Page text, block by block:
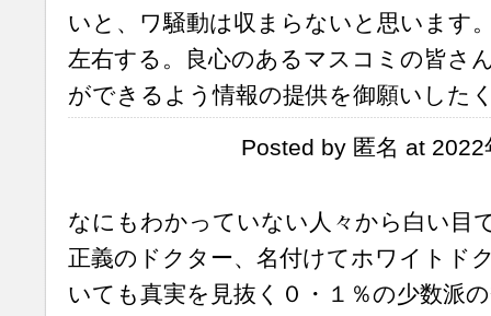
いと、ワ騒動は収まらないと思います
左右する。良心のあるマスコミの皆さ
ができるよう情報の提供を御願いした
Posted by 匿名 at
なにもわかっていない人々から白い目
正義のドクター、名付けてホワイトド
いても真実を見抜く０・１％の少数派